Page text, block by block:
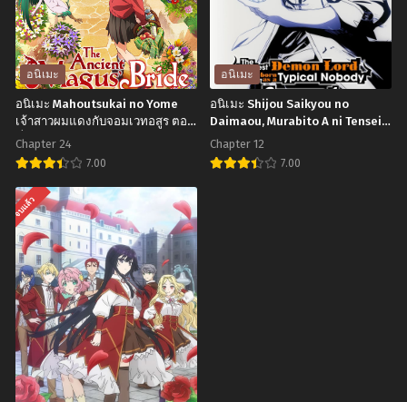
no
Edinburgh
ศึก
ตำนาน
7
อัศวิน
แค้น
เอ
ดินเบ
อระ
ตอน
ที่1-
2
พากย์
ไทย+ซับ
ไทย
Jikan ปี
เต
อร์
กริลล์
กับ
ห้วง
อนิเมะ
อนิเมะ Mahoutsukai no Yome
เจ้าสาวผมแดงกับจอมเวทอสูร ตอน
ที่1-24 ซับไทย
Chapter 24
7.00
อ
นิ
เมะ
Mahoutsukai
no
Yome
เจ้า
สาว
ผม
อนิเมะ
อนิเมะ Shijou Saikyou no
Daimaou, Murabito A ni Tensei
suru ชีวิตใหม่ไม่ธรรมดาของราชา
ปีศาจขี้เหงา ตอนที่1-12 พากย์
ไทย+ซับไทย
Chapter 12
7.00
จบแล้ว